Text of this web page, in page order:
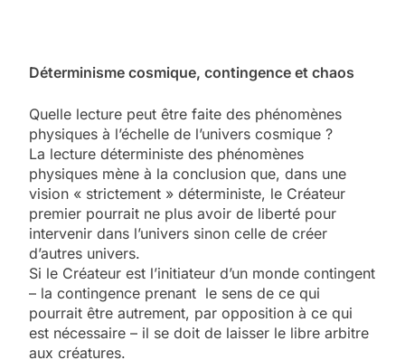
Déterminisme cosmique, contingence et chaos
Quelle lecture peut être faite des phénomènes
physiques à l’échelle de l’univers cosmique ?
La lecture déterministe des phénomènes
physiques mène à la conclusion que, dans une
vision « strictement » déterministe, le Créateur
premier pourrait ne plus avoir de liberté pour
intervenir dans l’univers sinon celle de créer
d’autres univers.
Si le Créateur est l’initiateur d’un monde contingent
– la contingence prenant le sens de ce qui
pourrait être autrement, par opposition à ce qui
est nécessaire – il se doit de laisser le libre arbitre
aux créatures.